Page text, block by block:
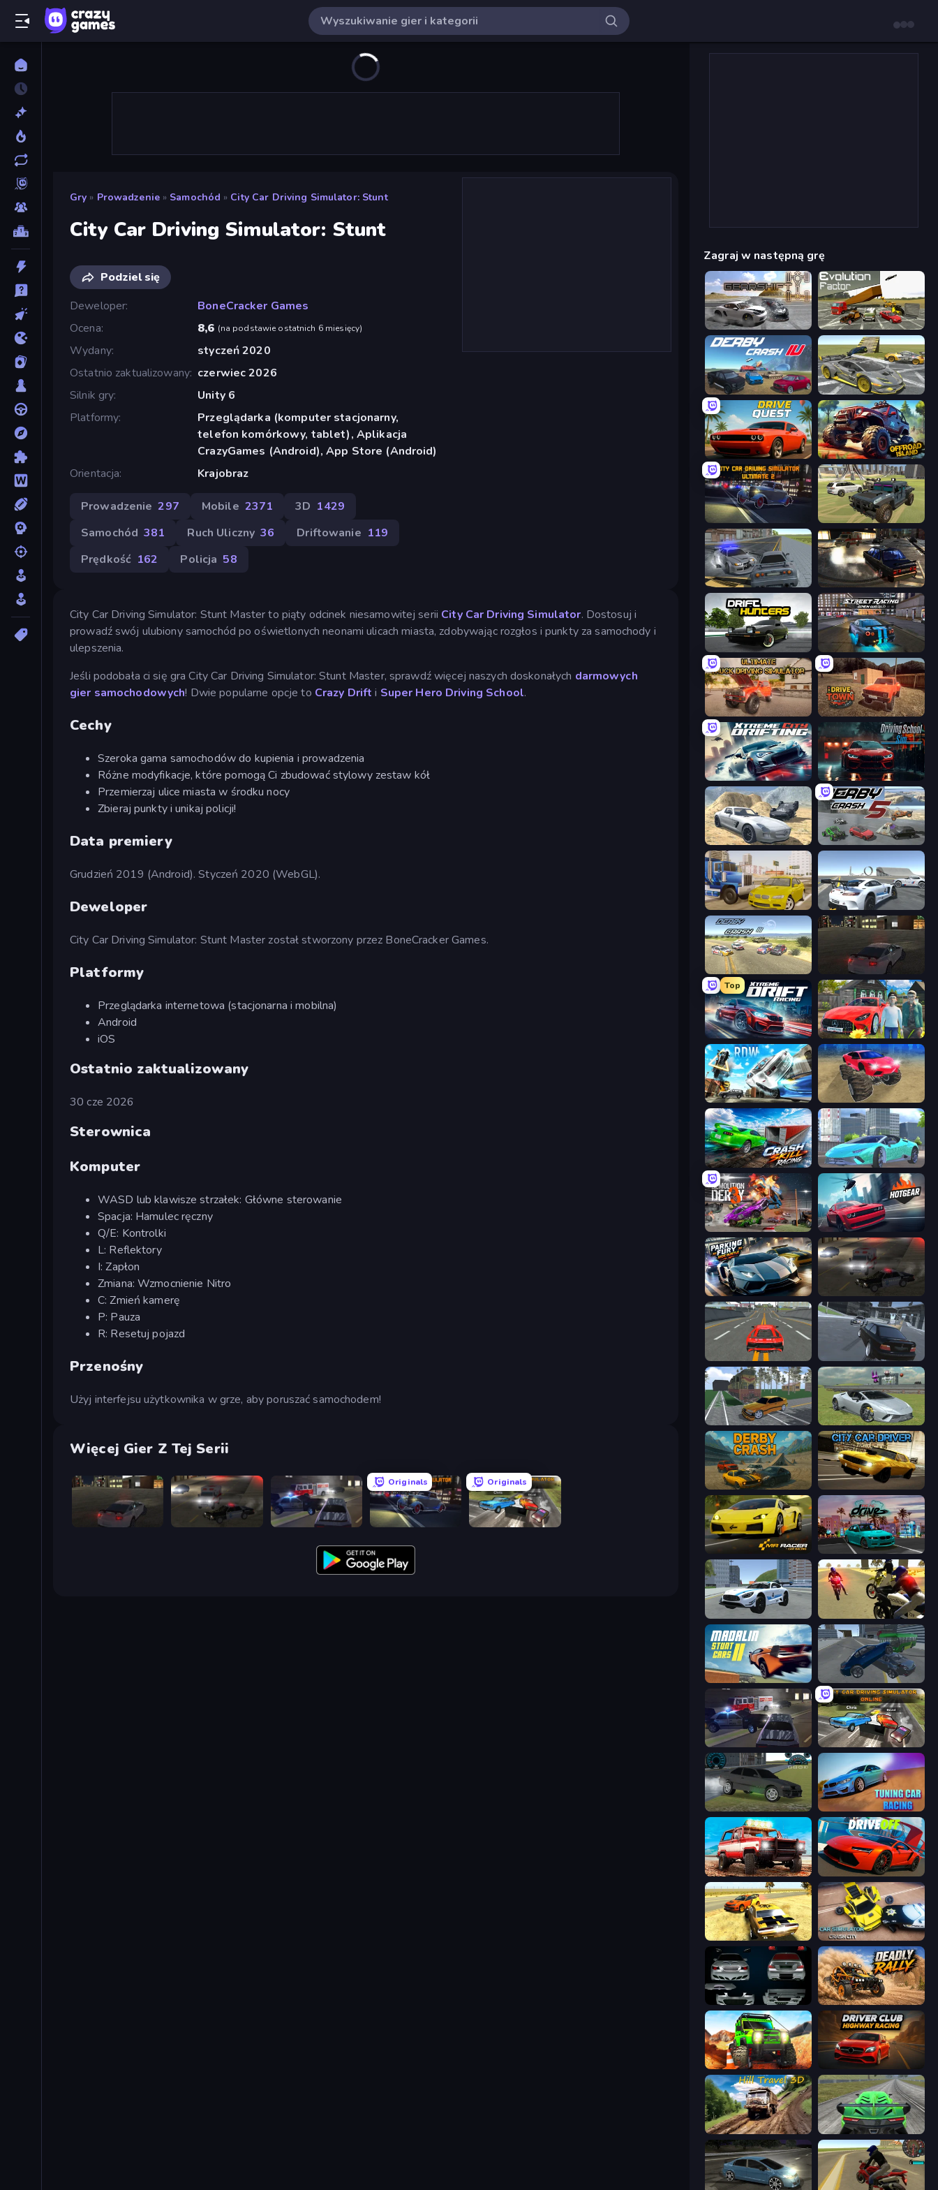
Gry » Prowadzenie » Samochód » City Car Driving Simulator: Stunt
City Car Driving Simulator: Stunt
Podziel się
Deweloper
BoneCracker Games
Ocena
8,6 (na podstawie ostatnich 6 miesięcy)
Wydany
styczeń 2020
Ostatnio zaktualizowany czerwiec 2026
Silnik gry
Unity 6
Platformy
Przeglądarka (komputer stacjonarny,
telefon komórkowy, tablet), Aplikacja
CrazyGames (Android), App Store (Android)
Orientacja
Krajobraz
Prowadzenie 297 Mobile 2371 3D 1429
Samochód 381 Ruch Uliczny 36 Driftowanie 119
Prędkość 162 Policja 58
City Car Driving Simulator: Stunt Master to piąty odcinek niesamowitej serii City Car Driving Simulator. Dostosuj i
prowadź swój ulubiony samochód po oświetlonych neonami ulicach miasta, zdobywając rozgłos i punkty za samochody i
ulepszenia.
Jeśli podobała ci się gra City Car Driving Simulator: Stunt Master, sprawdź więcej naszych doskonałych darmowych
gier samochodowych! Dwie popularne opcje to Crazy Drift i Super Hero Driving School.
Cechy
Szeroka gama samochodów do kupienia i prowadzenia
Różne modyfikacje, które pomogą Ci zbudować stylowy zestaw kół
Przemierzaj ulice miasta w środku nocy
Zbieraj punkty i unikaj policji!
Data premiery
Grudzień 2019 (Android). Styczeń 2020 (WebGL).
Deweloper
City Car Driving Simulator: Stunt Master został stworzony przez BoneCracker Games.
Platformy
Przeglądarka internetowa (stacjonarna i mobilna)
Android
iOS
Ostatnio zaktualizowany
30 cze 2026
Sterownica
Komputer
WASD lub klawisze strzałek: Główne sterowanie
Spacja: Hamulec ręczny
Q/E: Kontrolki
L: Reflektory
I: Zapłon
Zmiana: Wzmocnienie Nitro
C: Zmień kamerę
P: Pauza
R: Resetuj pojazd
Przenośny
Użyj interfejsu użytkownika w grze, aby poruszać samochodem!
Więcej Gier Z Tej Serii
City Car Driving Simulator 3
Originals Originals
City Car Driving Simulator: Online
Zagraj w następną grę
Gearshift One Evolution Factor
Derby Crash 4 Wrong Way
Drive Quest Offroad Island
4x4 Offroader
RCC City Racing City Classic Car Driving: 131
Drift Hunters
Ultimate Truck Driving Simulator 2020 DriveTown
Xtreme City Drifting Driving School Simulator
Derby Crash 2 Derby Crash 5
Crazy Car Stunts
Derby Crash 3
Top
Xtreme DRIFT Racing Speedboy: History with Grandfather
Real Drift World
Crash Skill Racing Real City Driver
Demolition Derby 3 Hotgear
Parking Fury 3D: Side Hustle
Modern Car Racing 2 Transporter Hot Pursuit
Obby: Car Crash Sandbox Sports Cars Driver
Derby Crash City Car Driver
Mr. Racer - Car Racing RealDrive
Crazy Stunt Cars 2 3D Moto Simulator 2
Madalin Stunt Cars 2 Offroader V6
City Car Driving Simulator 3 City Car Driving Simulator: Online
Drift Runner 3D Tuning Car Racing
Offroad Masters Challenge DriveOff
3D Car Simulator Car Simulator: Crash City
Decorate My BMW M5 Deadly Rally
Offroad Life 3D Driver Club: Highway Racing
Hill Travel 3D Speed Racing Pro 2